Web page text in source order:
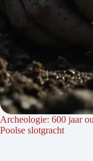
Archeologie: 600 jaar
Poolse slotgracht